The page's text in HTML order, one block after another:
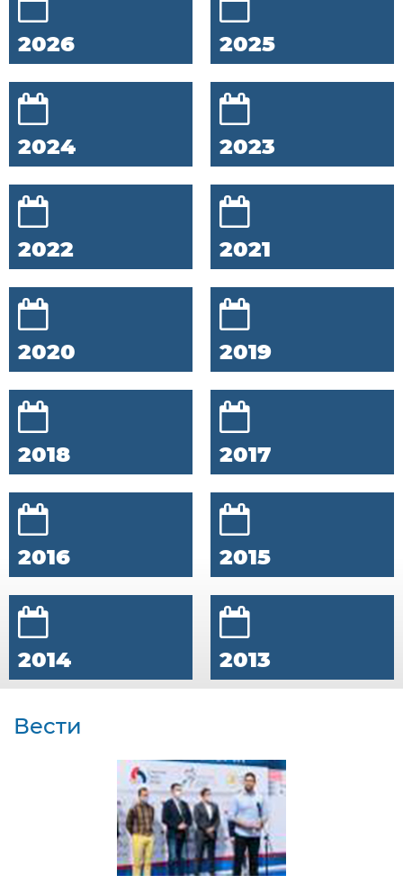
2026 2025
2024 2023
2022 2021
2020 2019
2018 2017
2016 2015
2014 2013
Вести